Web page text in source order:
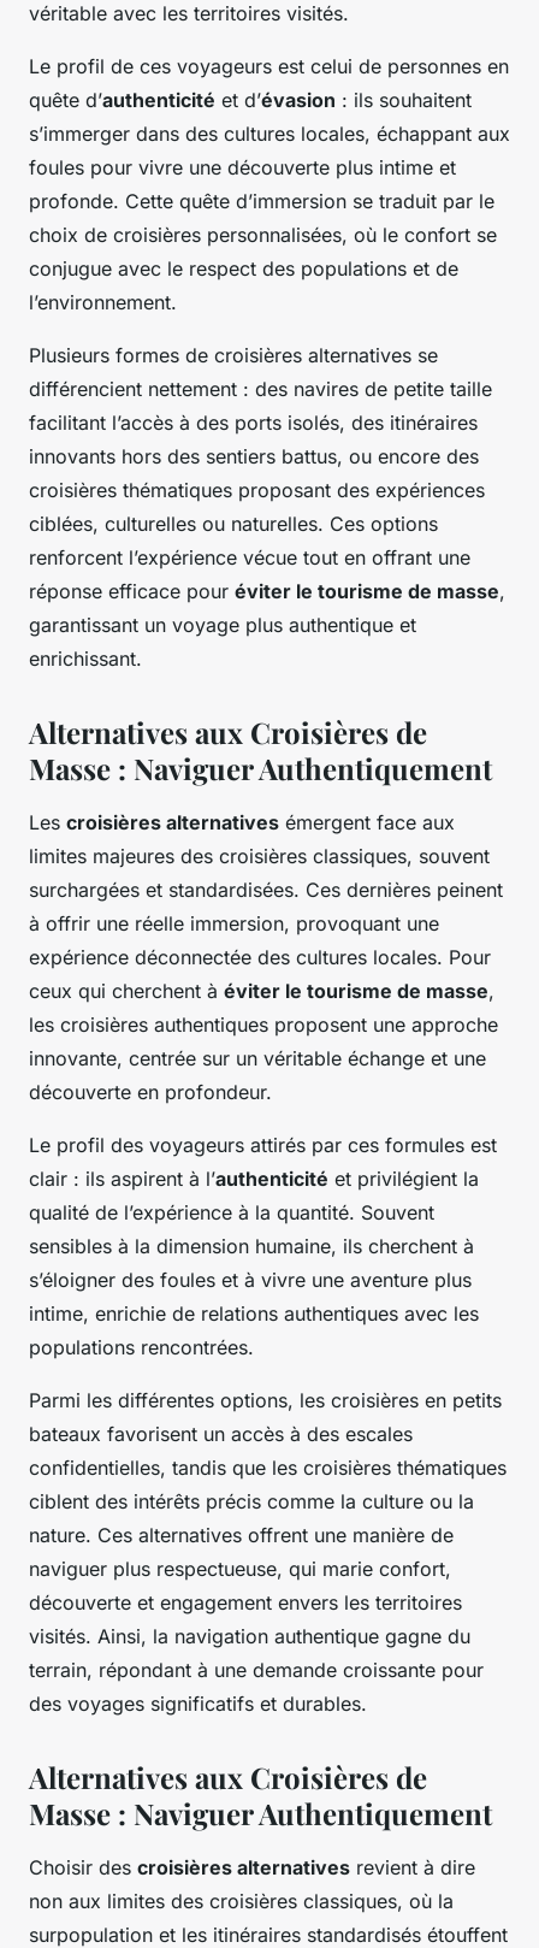
véritable avec les territoires visités.
Le profil de ces voyageurs est celui de personnes en
quête d’authenticité et d’évasion : ils souhaitent
s’immerger dans des cultures locales, échappant aux
foules pour vivre une découverte plus intime et
profonde. Cette quête d’immersion se traduit par le
choix de croisières personnalisées, où le confort se
conjugue avec le respect des populations et de
l’environnement.
Plusieurs formes de croisières alternatives se
différencient nettement : des navires de petite taille
facilitant l’accès à des ports isolés, des itinéraires
innovants hors des sentiers battus, ou encore des
croisières thématiques proposant des expériences
ciblées, culturelles ou naturelles. Ces options
renforcent l’expérience vécue tout en offrant une
réponse efficace pour éviter le tourisme de masse,
garantissant un voyage plus authentique et
enrichissant.
Alternatives aux Croisières de
Masse : Naviguer Authentiquement
Les croisières alternatives émergent face aux
limites majeures des croisières classiques, souvent
surchargées et standardisées. Ces dernières peinent
à offrir une réelle immersion, provoquant une
expérience déconnectée des cultures locales. Pour
ceux qui cherchent à éviter le tourisme de masse,
les croisières authentiques proposent une approche
innovante, centrée sur un véritable échange et une
découverte en profondeur.
Le profil des voyageurs attirés par ces formules est
clair : ils aspirent à l’authenticité et privilégient la
qualité de l’expérience à la quantité. Souvent
sensibles à la dimension humaine, ils cherchent à
s’éloigner des foules et à vivre une aventure plus
intime, enrichie de relations authentiques avec les
populations rencontrées.
Parmi les différentes options, les croisières en petits
bateaux favorisent un accès à des escales
confidentielles, tandis que les croisières thématiques
ciblent des intérêts précis comme la culture ou la
nature. Ces alternatives offrent une manière de
naviguer plus respectueuse, qui marie confort,
découverte et engagement envers les territoires
visités. Ainsi, la navigation authentique gagne du
terrain, répondant à une demande croissante pour
des voyages significatifs et durables.
Alternatives aux Croisières de
Masse : Naviguer Authentiquement
Choisir des croisières alternatives revient à dire
non aux limites des croisières classiques, où la
surpopulation et les itinéraires standardisés étouffent